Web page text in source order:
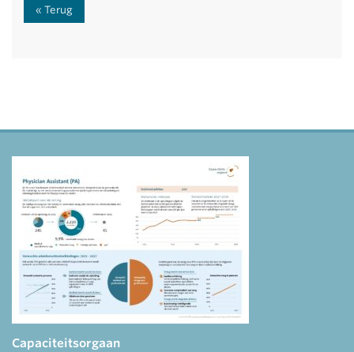
Terug
Capaciteitsorgaan